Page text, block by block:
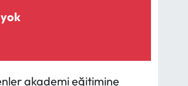
akademi eğitimine